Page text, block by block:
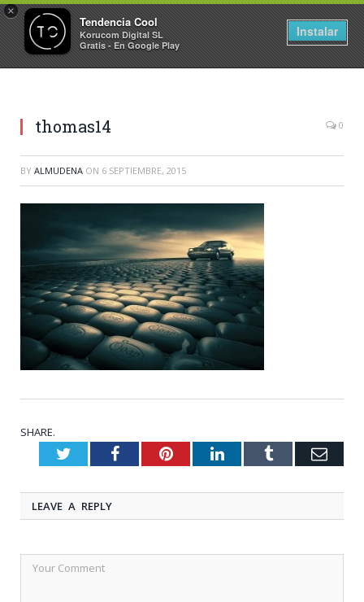
×
Tendencia Cool
Korucom Digital SL
Gratis - En Google Play
Instalar
thomas14 0
BY ALMUDENA ON 6 SEPTIEMBRE, 2015
SHARE.
TwitterFacebookPinterestLinkedInTumblr
LEAVE A REPLY